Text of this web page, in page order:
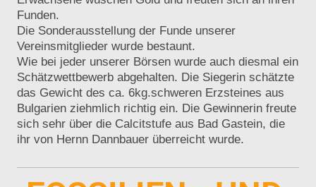
Funden.
Die Sonderausstellung der Funde unserer
Vereinsmitglieder wurde bestaunt.
Wie bei jeder unserer Börsen wurde auch diesmal ein
Schätzwettbewerb abgehalten. Die Siegerin schätzte
das Gewicht des ca. 6kg.schweren Erzsteines aus
Bulgarien ziehmlich richtig ein. Die Gewinnerin freute
sich sehr über die Calcitstufe aus Bad Gastein, die
ihr von Hernn Dannbauer überreicht wurde.